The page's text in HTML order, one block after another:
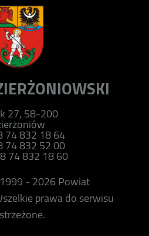
27, 58-200
74 832 18 64
74 832 52 00
74 832 18 60
- 2026 Powiat
prawa do serwisu